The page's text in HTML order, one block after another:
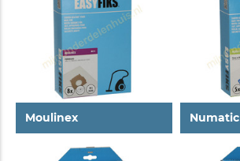
Moulinex Numatic